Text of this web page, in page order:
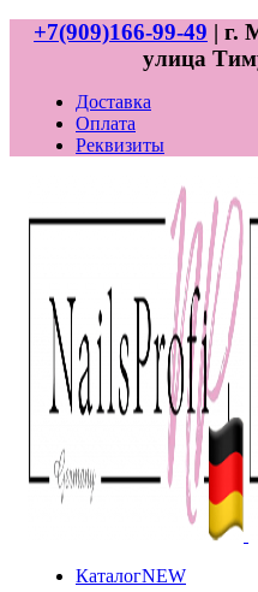
+7(909)166-99-49 | г.
улица
Доставка
Оплата
Реквизиты
КаталогNEW